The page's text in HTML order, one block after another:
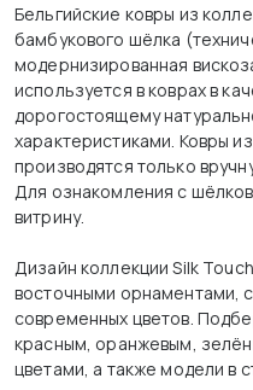
Бельгийские ковры из
бамбукового шёлка
модернизированная
используется в коврах в
дорогостоящему
характеристиками. Ковры
производятся только
Для ознакомления с
витрину.
Дизайн коллекции Silk
восточными орнаментами,
современных цветов.
красным, оранжевым,
цветами, а также модели в